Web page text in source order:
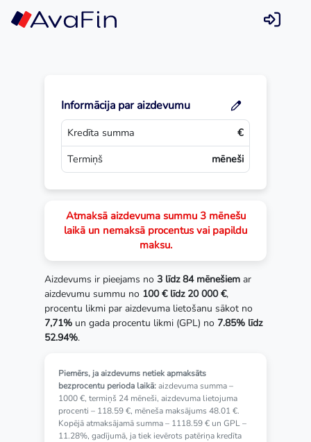
content
Informācija par aizdevumu
Kredīta summa
€
Termiņš
mēneši
Atmaksā aizdevuma summu 3 mēnešu
laikā un nemaksā procentus vai papildu
maksu.
Aizdevums ir pieejams no 3 līdz 84 mēnešiem ar
aizdevumu summu no 100 € līdz 20 000 €,
procentu likmi par aizdevuma lietošanu sākot no
7,71% un gada procentu likmi (GPL) no 7.85% līdz
52.94%.
Piemērs, ja aizdevums netiek apmaksāts
bezprocentu perioda laikā:aizdevuma summa –
1000 €, termiņš 24 mēneši, aizdevuma lietojuma
procenti – 118.59 €, mēneša maksājums 48.01 €.
Kopējā atmaksājamā summa – 1118.59 € un GPL –
11.28%, gadījumā, ja tiek ievērots patēriņa kredīta